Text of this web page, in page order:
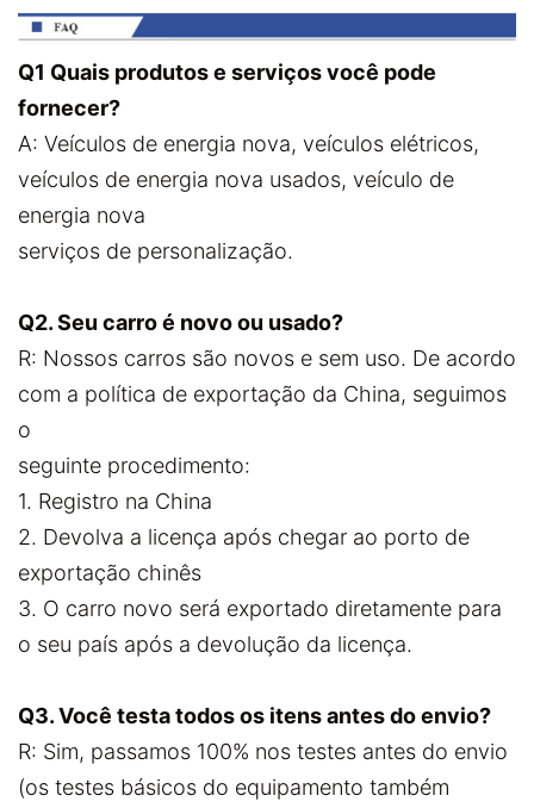
Q1 Quais produtos e serviços você pode
fornecer?
A: Veículos de energia nova, veículos elétricos,
veículos de energia nova usados, veículo de
energia nova
serviços de personalização.
Q2. Seu carro é novo ou usado?
R: Nossos carros são novos e sem uso. De acordo
com a política de exportação da China, seguimos
o
seguinte procedimento:
1. Registro na China
2. Devolva a licença após chegar ao porto de
exportação chinês
3. O carro novo será exportado diretamente para
o seu país após a devolução da licença.
Q3. Você testa todos os itens antes do envio?
R: Sim, passamos 100% nos testes antes do envio
(os testes básicos do equipamento também